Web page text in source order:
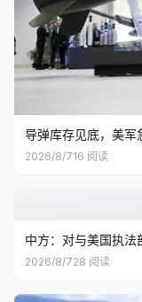
导弹库存见底，美军
2026/8/716 阅读
中方：对与美国执
2026/8/728 阅读